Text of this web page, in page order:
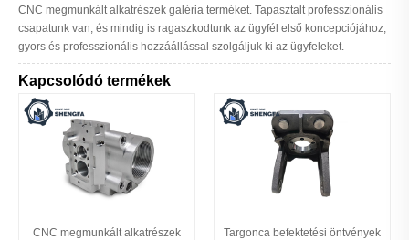
CNC megmunkált alkatrészek galéria terméket. Tapasztalt professzionális
csapatunk van, és mindig is ragaszkodtunk az ügyfél első koncepciójához,
gyors és professzionális hozzáállással szolgáljuk ki az ügyfeleket.
Kapcsolódó termékek
CNC megmunkált alkatrészek Targonca befektetési öntvények